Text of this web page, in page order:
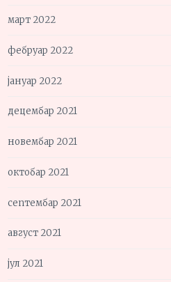
март 2022
фебруар 2022
јануар 2022
децембар 2021
новембар 2021
октобар 2021
септембар 2021
август 2021
јул 2021